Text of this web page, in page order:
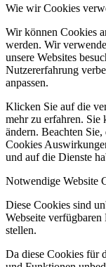
Wie wir Cookies
Wir können Cookies
werden. Wir
unsere Websites
Nutzererfahrung
anpassen.
Klicken Sie auf die
mehr zu erfahren. Sie
ändern. Beachten
Cookies
und auf die Dienste
Notwendige Website
Diese Cookies sind
Webseite
stellen.
Da diese Cookies für